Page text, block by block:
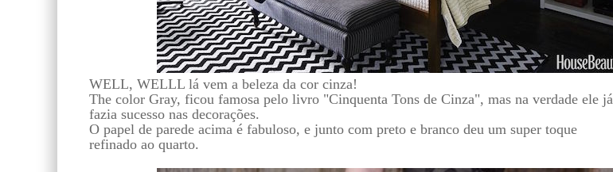
WELL, WELLL lá vem a beleza da cor cinza!
The color Gray, ficou famosa pelo livro "Cinquenta Tons de Cinza", mas na verdade ele já
fazia sucesso nas decorações.
O papel de parede acima é fabuloso, e junto com preto e branco deu um super toque
refinado ao quarto.